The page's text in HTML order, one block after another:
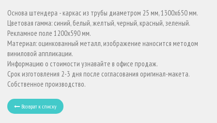
Основа штендера - каркас из трубы диаметром 25 мм, 1300х650 мм.
Цветовая гамма: синий, белый, желтый, черный, красный, зеленый.
Рекламное поле 1200х590 мм.
Материал: оцинкованный металл, изображение наносится методом
виниловой аппликации.
Информацию о стоимости узнавайте в офисе продаж.
Срок изготовления 2-3 дня после согласования оригинал-макета.
Собственное производство.
Возврат к списку